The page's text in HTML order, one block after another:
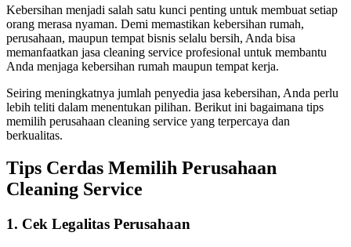
Kebersihan menjadi salah satu kunci penting untuk membuat setiap
orang merasa nyaman. Demi memastikan kebersihan rumah,
perusahaan, maupun tempat bisnis selalu bersih, Anda bisa
memanfaatkan jasa cleaning service profesional untuk membantu
Anda menjaga kebersihan rumah maupun tempat kerja.
Seiring meningkatnya jumlah penyedia jasa kebersihan, Anda perlu
lebih teliti dalam menentukan pilihan. Berikut ini bagaimana tips
memilih perusahaan cleaning service yang terpercaya dan
berkualitas.
Tips Cerdas Memilih Perusahaan
Cleaning Service
1. Cek Legalitas Perusahaan